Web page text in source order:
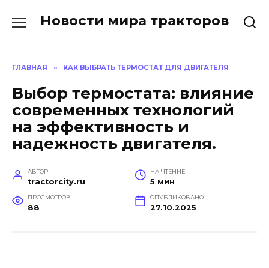
Новости мира тракторов
ГЛАВНАЯ » КАК ВЫБРАТЬ ТЕРМОСТАТ ДЛЯ ДВИГАТЕЛЯ
Выбор термостата: влияние
современных технологий
на эффективность и
надежность двигателя.
АВТОР
tractorcity.ru
НА ЧТЕНИЕ
5 мин
ПРОСМОТРОВ
88
ОПУБЛИКОВАНО
27.10.2025